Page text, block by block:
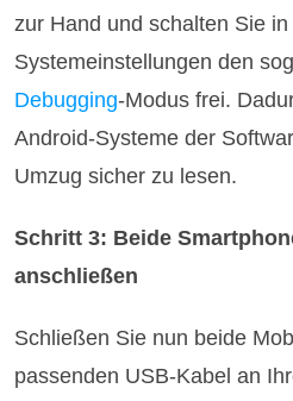
zur Hand und schalten Sie
Systemeinstellungen den
Debugging-Modus frei.
Android-Systeme der
Umzug sicher zu lesen.
Schritt 3: Beide
anschließen
Schließen Sie nun beide
passenden USB-Kabel an